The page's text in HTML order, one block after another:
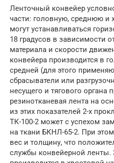
Ленточный конвейер
части: головную, среднюю и
могут устанавливаться
18 градусов в зависимости
материала и скорости
конвейера производится в
средней (для этого
сбрасыватели или
несущего и тягового органа
резинотканевая лента на
из этих показателей 2-х
ТК-100-2 может с успехом
на ткани БКНЛ-65-2. При
вес и толщину, что
службы конвейерной ленты.